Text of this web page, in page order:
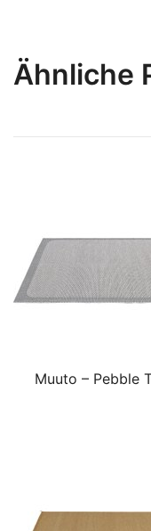
Ähnliche
Muuto – Pebble